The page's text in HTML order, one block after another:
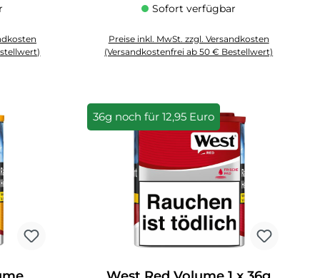
Sofort verfügbar
Preise inkl. MwSt. zzgl. Versandkosten
(Versandkostenfrei ab 50 € Bestellwert)
36g noch für 12,95 Euro